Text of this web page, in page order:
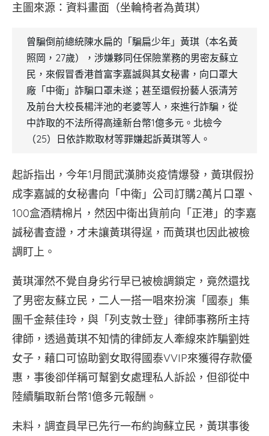
主圖來源：資料畫面（坐輪椅者為黃琪）
曾騙倒前總統陳水扁的「騙扁少年」黃琪（本名黃
照岡，27歲），涉嫌夥同任保險業務的男密友蘇立
民，來假冒香港首富李嘉誠與其女秘書，向口罩大
廠「中衛」詐騙口罩未遂；甚至還假扮藝人張清芳
及前台大校長楊泮池的老婆等人，來進行詐騙，從
中詐取的不法所得高達新台幣1億多元。北檢今
（25）日依詐欺取材等罪嫌起訴黃琪等人。
起訴指出，今年1月間武漢肺炎疫情爆發，黃琪假扮
成李嘉誠的女秘書向「中衛」公司訂購2萬片口罩、
100盒酒精棉片，然因中衛出貨前向「正港」的李嘉
誠秘書查證，才未讓黃琪得逞，而黃琪也因此被檢
調盯上。
黃琪渾然不覺自身劣行早已被檢調鎖定，竟然還找
了男密友蘇立民，二人一搭一唱來扮演「國泰」集
團千金蔡佳玲，與「列支敦士登」律師事務所主持
律師，透過黃琪不知情的律師友人牽線來詐騙劉姓
女子，藉口可協助劉女取得國泰VVIP來獲得存款優
惠，事後卻佯稱可幫劉女處理私人訴訟，但卻從中
陸續騙取新台幣1億多元報酬。
未料，調查員早已先行一布約詢蘇立民，黃琪事後